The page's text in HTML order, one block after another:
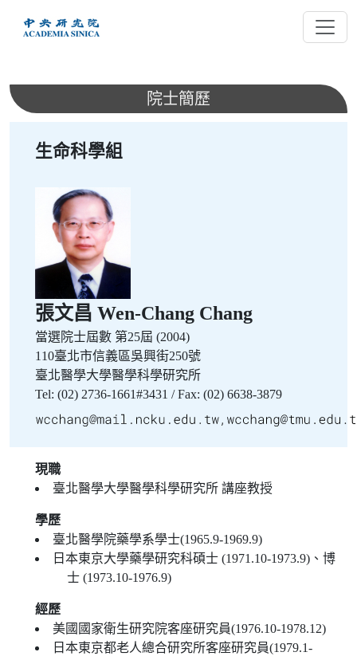
內
院士簡歷
生命科學組
張文昌 Wen-Chang Chang
當選院士屆數 第25屆 (2004)
110臺北市信義區吳興街250號
臺北醫學大學醫學科學研究所
Tel: (02) 2736-1661#3431 / Fax: (02) 6638-3879
現職
臺北醫學大學醫學科學研究所 講座教授
學歷
臺北醫學院藥學系學士(1965.9-1969.9)
日本東京大學藥學研究科碩士 (1971.10-1973.9)、博
士 (1973.10-1976.9)
經歷
美國國家衛生研究院客座研究員(1976.10-1978.12)
日本東京都老人總合研究所客座研究員(1979.1-